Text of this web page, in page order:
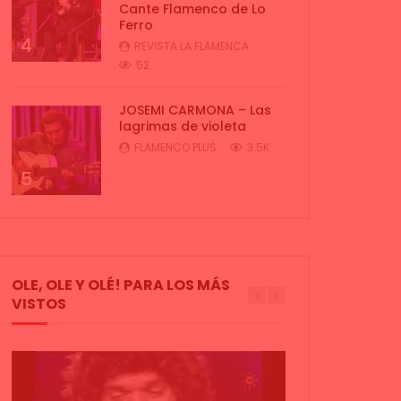
4
Cante Flamenco de Lo
Ferro
REVISTA LA FLAMENCA
52
5
JOSEMI CARMONA – Las
lagrimas de violeta
FLAMENCO PLUS 3.5K
OLE, OLE Y OLÉ! PARA LOS MÁS
VISTOS